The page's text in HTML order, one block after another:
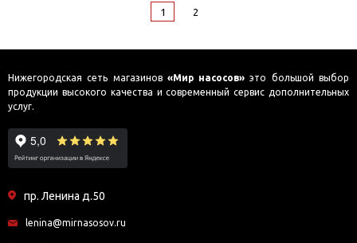
1 2
Нижегородская сеть магазинов «Мир насосов» это большой выбор
продукции высокого качества и современный сервис дополнительных
услуг.
пр. Ленина д.50
lenina@mirnasosov.ru